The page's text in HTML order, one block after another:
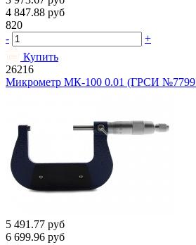
4 847.88 руб
820
-
+
Купить
26216
Микрометр МК-100 0.01 (ГРСИ
5 491.77 руб
6 699.96 руб